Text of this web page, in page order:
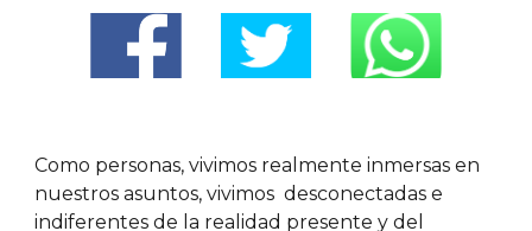
Como personas, vivimos realmente inmersas en
nuestros asuntos, vivimos desconectadas e
indiferentes de la realidad presente y del